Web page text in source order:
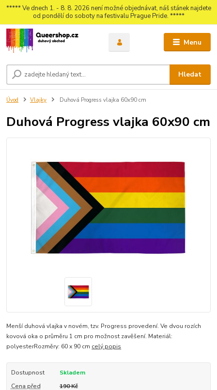
***** Ve dnech 1. - 8. 8. 2026 není možné objednávat, náš stánek najdete
od pondělí do soboty na festivalu Prague Pride. *****
Menu
Hledat
Úvod Vlajky Duhová Progress vlajka 60x90 cm
Duhová Progress vlajka 60x90 cm
Menší duhová vlajka v novém, tzv. Progress provedení. Ve dvou rozích
kovová oka o průměru 1 cm pro možnost zavěšení. Materiál:
polyesterRozměry: 60 x 90 cm celý popis
Dostupnost
Skladem
Cena před
190 Kč